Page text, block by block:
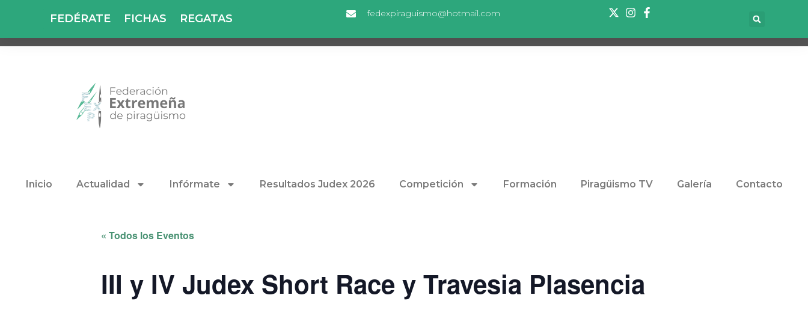
fedexpiraguismo@hotmail.com
FEDÉRATE FICHAS REGATAS
Inicio Actualidad Infórmate Resultados Judex 2026 Competición Formación Piragüismo TV Galería Contacto
« Todos los Eventos
III y IV Judex Short Race y Travesia Plasencia